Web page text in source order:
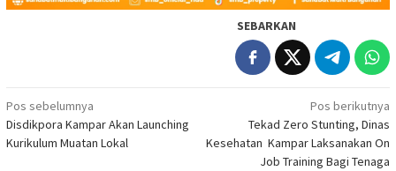
SEBARKAN
Navigasi
pos
Pos sebelumnya
Disdikpora Kampar Akan Launching
Kurikulum Muatan Lokal
Pos berikutnya
Tekad Zero Stunting, Dinas
Kesehatan Kampar Laksanakan On
Job Training Bagi Tenaga